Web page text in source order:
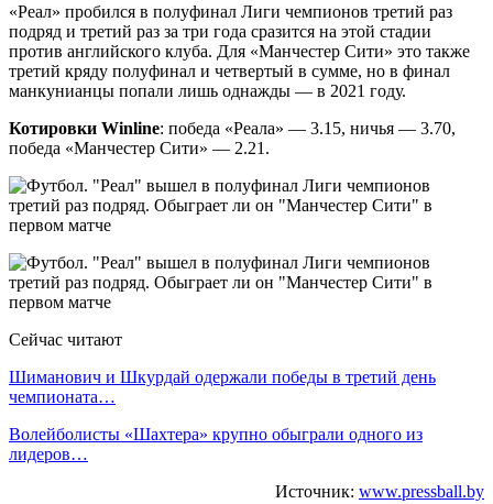
«Реал» пробился в полуфинал Лиги чемпионов третий раз
подряд и третий раз за три года сразится на этой стадии
против английского клуба. Для «Манчестер Сити» это также
третий кряду полуфинал и четвертый в сумме, но в финал
манкунианцы попали лишь однажды — в 2021 году.
Котировки Winline: победа «Реала» — 3.15, ничья — 3.70,
победа «Манчестер Сити» — 2.21.
Сейчас читают
Шиманович и Шкурдай одержали победы в третий день
чемпионата…
Волейболисты «Шахтера» крупно обыграли одного из
лидеров…
Источник: www.pressball.by